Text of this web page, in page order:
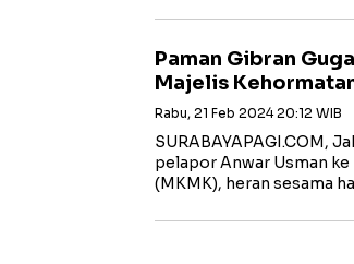
Paman Gibran
Majelis
Rabu, 21 Feb 2024 20:12 WIB
SURABAYAPAGI.COM,
pelapor Anwar Usman
(MKMK), heran sesama